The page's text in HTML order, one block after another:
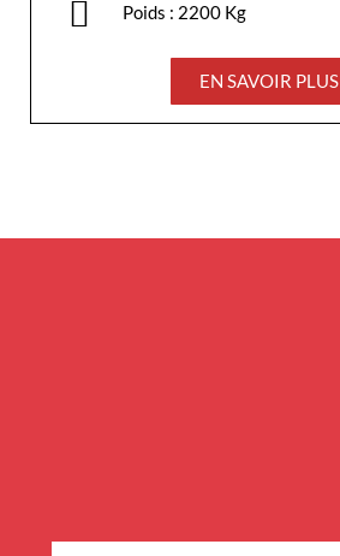
Poids : 2200 Kg
EN SAVOIR PLUS